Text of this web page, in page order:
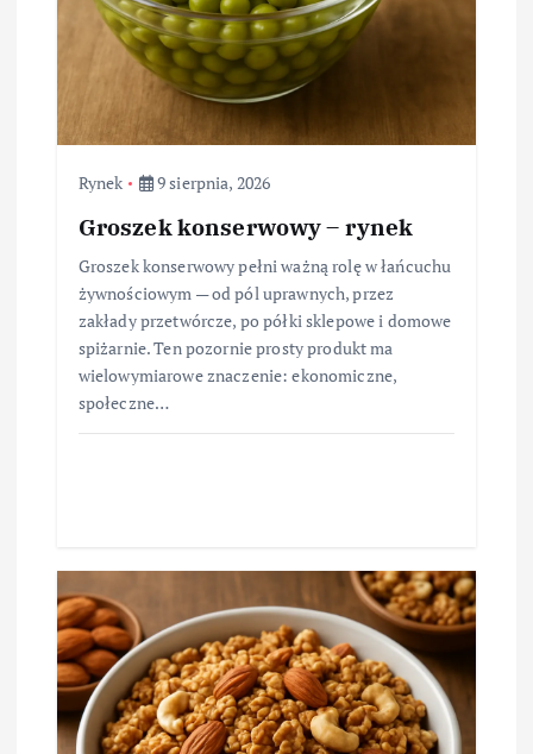
Rynek 9 sierpnia, 2026
Groszek konserwowy – rynek
Groszek konserwowy pełni ważną rolę w łańcuchu
żywnościowym — od pól uprawnych, przez
zakłady przetwórcze, po półki sklepowe i domowe
spiżarnie. Ten pozornie prosty produkt ma
wielowymiarowe znaczenie: ekonomiczne,
społeczne…